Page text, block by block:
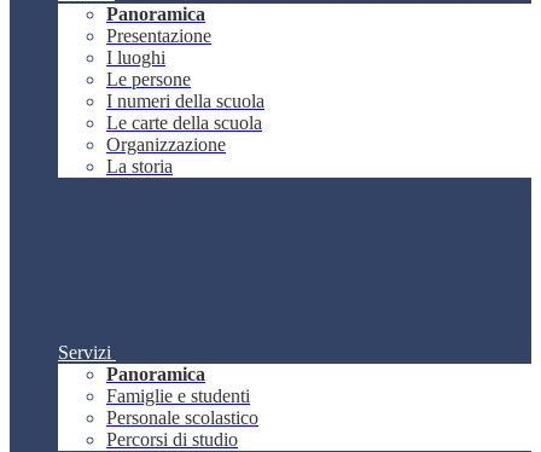
Panoramica
Presentazione
I luoghi
Le persone
I numeri della scuola
Le carte della scuola
Organizzazione
La storia
Servizi
Panoramica
Famiglie e studenti
Personale scolastico
Percorsi di studio